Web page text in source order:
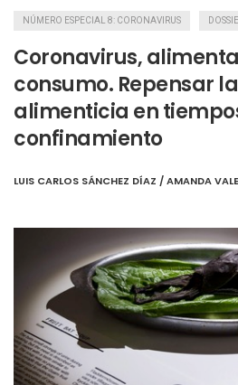
NÚMERO ESPECIAL 8: CORONAVIRUS
Coronavirus,
consumo. Repensar
alimenticia en
confinamiento